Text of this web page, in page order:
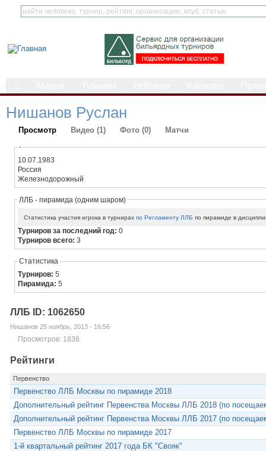
Нишанов Руслан
Просмотр Видео (1) Фото (0) Матчи
-
10.07.1983
Россия
Железнодорожный
ЛЛБ - пирамида (одним шаром)
Статистика участия игрока в турнирахпо Регламенту ЛЛБ по пирамиде в
Турниров за последний год:0
Турниров всего:3
Статистика
Турниров:5
Пирамида:5
ЛЛБ ID: 1062650
Нишанов 25 ноябрь, 2013 - 16:56
Просмотров: 1838
Рейтинги
Первенство
Первенство ЛЛБ Москвы по пирамиде 2018
Дополнительный рейтинг Первенства Москвы ЛЛБ 2018 (по
Дополнительный рейтинг Первенства Москвы ЛЛБ 2017 (по
Первенство ЛЛБ Москвы по пирамиде 2017
1-й квартальный рейтинг 2017 года БК "Свояк"